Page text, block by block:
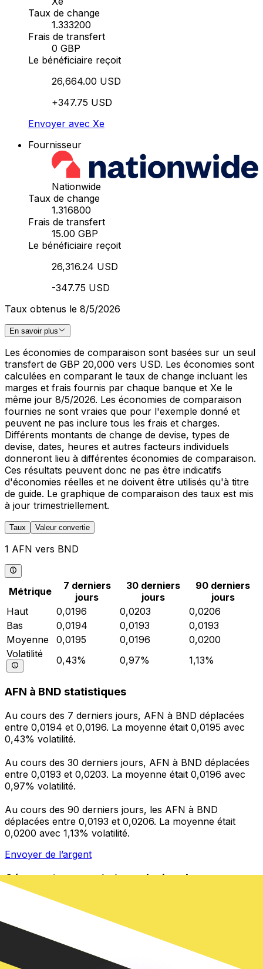
Taux de change
1.333200
Frais de transfert
0 GBP
Le bénéficiaire reçoit
26,664.00 USD
+347.75 USD
Envoyer avec Xe
Fournisseur
Nationwide
Taux de change
1.316800
Frais de transfert
15.00 GBP
Le bénéficiaire reçoit
26,316.24 USD
-347.75 USD
Taux obtenus le 8/5/2026
En savoir plus
Les économies de comparaison sont basées sur un seul
transfert de GBP 20,000 vers USD. Les économies sont
calculées en comparant le taux de change incluant les
marges et frais fournis par chaque banque et Xe le
même jour 8/5/2026. Les économies de comparaison
fournies ne sont vraies que pour l'exemple donné et
peuvent ne pas inclure tous les frais et charges.
Différents montants de change de devise, types de
devise, dates, heures et autres facteurs individuels
donneront lieu à différentes économies de comparaison.
Ces résultats peuvent donc ne pas être indicatifs
d'économies réelles et ne doivent être utilisés qu'à titre
de guide. Le graphique de comparaison des taux est mis
à jour trimestriellement.
Taux Valeur convertie
1 AFN vers BND
Métrique
7 derniers
jours
30 derniers
jours
90 derniers
jours
Haut
0,0196 0,0203
0,0206
Bas
0,0194 0,0193
0,0193
Moyenne
0,0195 0,0196
0,0200
Volatilité
0,43% 0,97% 1,13%
AFN à BND statistiques
Au cours des 7 derniers jours, AFN à BND déplacées
entre 0,0194 et 0,0196. La moyenne était 0,0195 avec
0,43% volatilité.
Au cours des 30 derniers jours, AFN à BND déplacées
entre 0,0193 et 0,0203. La moyenne était 0,0196 avec
0,97% volatilité.
Au cours des 90 derniers jours, les AFN à BND
déplacées entre 0,0193 et 0,0206. La moyenne était
0,0200 avec 1,13% volatilité.
Envoyer de l’argent
Gérez votre argent et vos devises lorsque vous
êtes en déplacement
L'application Xe réunit toutes les fonctionnalités
nécessaires pour vos transferts d'argent internationaux
et la gestion de vos devises. Convertissez des devises,
programmez des alertes de taux et transférez de
l'argent à l'étranger sans frais cachés. Téléchargez